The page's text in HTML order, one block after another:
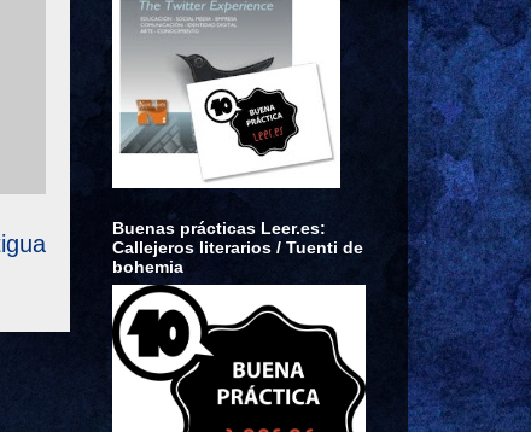
Buenas prácticas Leer.es:
Callejeros literarios / Tuenti de
bohemia